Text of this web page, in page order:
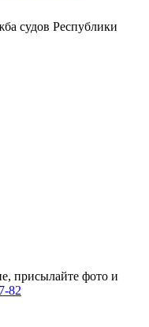
судов Республики
присылайте фото и
82